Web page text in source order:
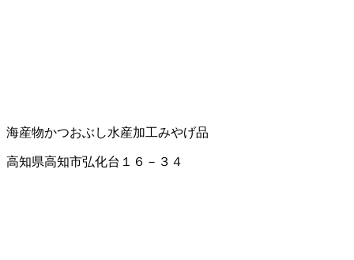
海産物かつおぶし水産加工みやげ品
高知県高知市弘化台１６－３４